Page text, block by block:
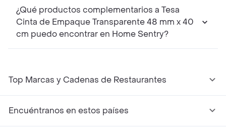
¿Qué productos complementarios a Tesa
Cinta de Empaque Transparente 48 mm x 40
cm puedo encontrar en Home Sentry?
Top Marcas y Cadenas de Restaurantes
Encuéntranos en estos países